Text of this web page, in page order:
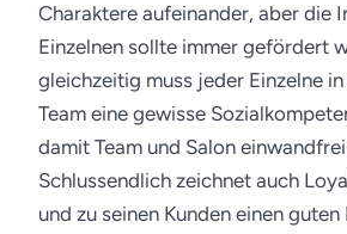
Charaktere aufeinander, aber die
Einzelnen sollte immer gefördert
gleichzeitig muss jeder Einzelne
Team eine gewisse
damit Team und Salon
Schlussendlich zeichnet auch
und zu seinen Kunden einen guten